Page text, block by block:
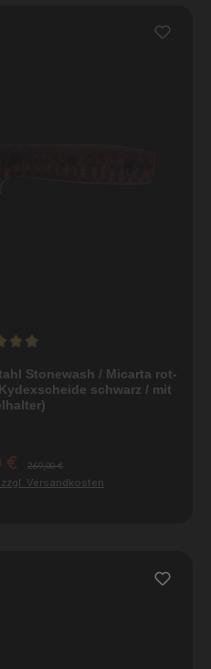
Stonewash / Micarta rot-
schwarz / mit
€ 269,00 €
Versandkosten